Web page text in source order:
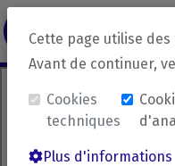
revirada
Cette page utilise
Avant de continuer,
Cookies
techniques
Plus d'informations